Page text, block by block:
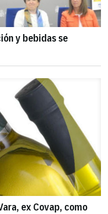
y bebidas se
ex Covap, como